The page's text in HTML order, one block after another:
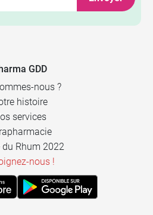
GDD
nous ?
histoire
services
du Rhum 2022
nous !